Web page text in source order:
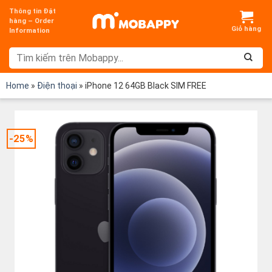
Chuyển
đến
dung
Thông tin Đặt
hàng – Order
Information
Home » Điện thoại » iPhone 12 64GB Black SIM FREE
-25%